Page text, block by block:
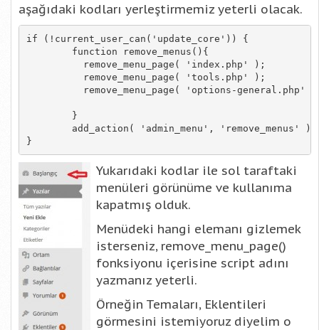
aşağıdaki kodları yerleştirmemiz yeterli olacak.
if (!current_user_can('update_core')) {
}
Yukarıdaki kodlar ile sol taraftaki
menüleri görünüme ve kullanıma
kapatmış olduk.
Menüdeki hangi elemanı gizlemek
isterseniz, remove_menu_page()
fonksiyonu içerisine script adını
yazmanız yeterli.
Örneğin Temaları, Eklentileri
görmesini istemiyoruz diyelim o